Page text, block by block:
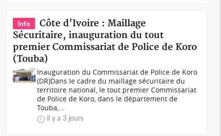
Info
Côte d'Ivoire : Maillage
Sécuritaire, inauguration du tout
premier Commissariat de Police de Koro
(Touba)
Inauguration du Commissariat de Police de Koro
(DR)Dans le cadre du maillage sécuritaire du
territoire national, le tout premier Commissariat
de Police de Koro, dans le département de
Touba,...
il y a 3 jours